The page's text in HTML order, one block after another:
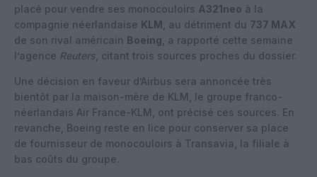
placé pour vendre ses monocouloirs A321neo à la
compagnie néerlandaise KLM , au détriment du 737 MAX
de son rival américain Boeing , a rapporté cette semaine
l’agence Reuters , citant trois sources proches du dossier.
Une décision en faveur d’Airbus sera annoncée très
bientôt par la maison-mère de KLM, le groupe franco-
néerlandais Air France-KLM, ont précisé ces sources. En
revanche, Boeing reste en lice pour conserver sa place
de fournisseur de monocouloirs à Transavia, la filiale à
bas coûts du groupe.